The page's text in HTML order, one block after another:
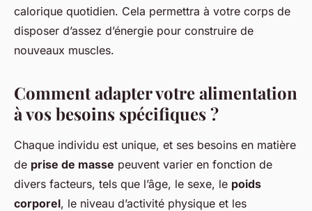
calorique quotidien. Cela permettra à votre corps de
disposer d’assez d’énergie pour construire de
nouveaux muscles.
Comment adapter votre alimentation
à vos besoins spécifiques ?
Chaque individu est unique, et ses besoins en matière
de prise de masse peuvent varier en fonction de
divers facteurs, tels que l’âge, le sexe, le poids
corporel, le niveau d’activité physique et les